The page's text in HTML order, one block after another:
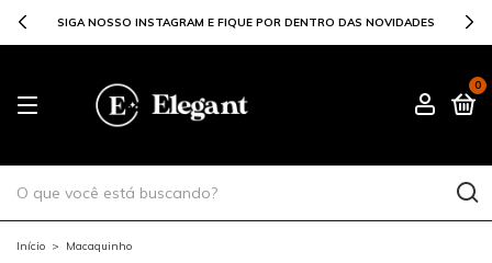
SIGA NOSSO INSTAGRAM E FIQUE POR DENTRO DAS NOVIDADES
0
Início > Macaquinho